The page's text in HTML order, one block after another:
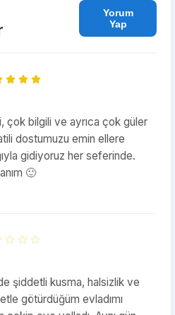
Yorum
Yap
çok bilgili ve ayrıca çok güler
dostumuzu emin ellere
gidiyoruz her seferinde.
🙂
şiddetli kusma, halsizlik ve
götürdüğüm evladımı